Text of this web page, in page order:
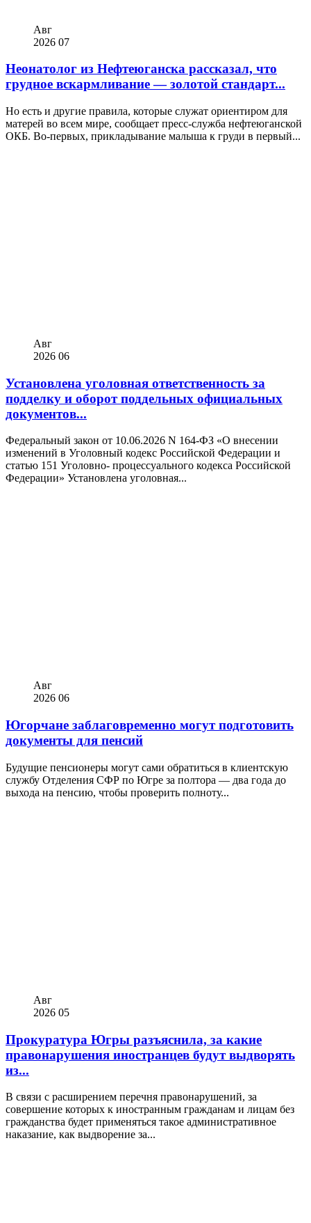
Авг
2026 07
Неонатолог из Нефтеюганска рассказал, что
грудное вскармливание — золотой стандарт...
Но есть и другие правила, которые служат ориентиром для
матерей во всем мире, сообщает пресс-служба нефтеюганской
ОКБ. Во-первых, прикладывание малыша к груди в первый...
Авг
2026 06
Установлена уголовная ответственность за
подделку и оборот поддельных официальных
документов...
Федеральный закон от 10.06.2026 N 164-ФЗ «О внесении
изменений в Уголовный кодекс Российской Федерации и
статью 151 Уголовно- процессуального кодекса Российской
Федерации» Установлена уголовная...
Авг
2026 06
Югорчане заблаговременно могут подготовить
документы для пенсий
Будущие пенсионеры могут сами обратиться в клиентскую
службу Отделения СФР по Югре за полтора — два года до
выхода на пенсию, чтобы проверить полноту...
Авг
2026 05
Прокуратура Югры разъяснила, за какие
правонарушения иностранцев будут выдворять
из...
В связи с расширением перечня правонарушений, за
совершение которых к иностранным гражданам и лицам без
гражданства будет применяться такое административное
наказание, как выдворение за...